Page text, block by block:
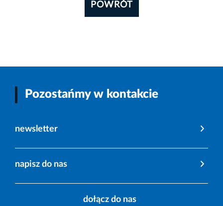
POWRÓT
Pozostańmy w kontakcie
newsletter
napisz do nas
dołącz do nas